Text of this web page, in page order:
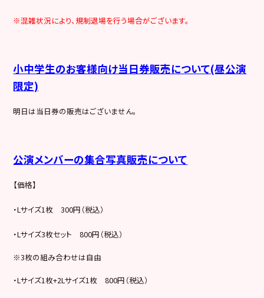
※混雑状況により、規制退場を行う場合がございます。
小中学生のお客様向け当日券販売について(昼公演
限定)
明日は当日券の販売はございません。
公演メンバーの集合写真販売について
【価格】
・Lサイズ1枚 300円（税込）
・Lサイズ3枚セット 800円（税込）
※3枚の組み合わせは自由
・Lサイズ1枚+2Lサイズ1枚 800円（税込）